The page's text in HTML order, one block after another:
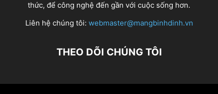
thức, để công nghệ đến gần với cuộc sống hơn.
Liên hệ chúng tôi: webmaster@mangbinhdinh.vn
THEO DÕI CHÚNG TÔI